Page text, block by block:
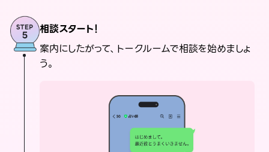
相談スタート！
案内にしたがって、トークルームで相談を始めましょ
う。